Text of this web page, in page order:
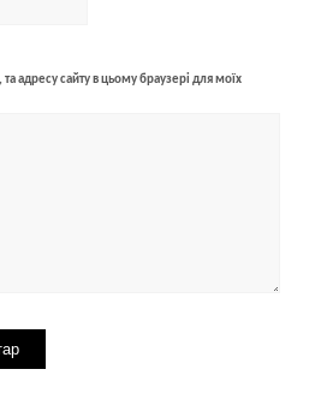
адресу сайту в цьому браузері для моїх